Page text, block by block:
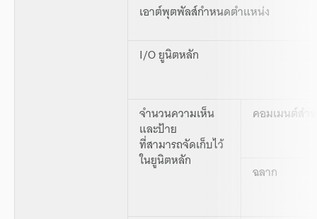
เอาต์พุตพัลส์กำหนดตำแหน่ง
I/O ยูนิตหลัก
จำนวนความเห็น
และป้าย
ที่สามารถจัดเก็บไว้
ในยูนิตหลัก
คอมเมนต์สำ
ฉลาก